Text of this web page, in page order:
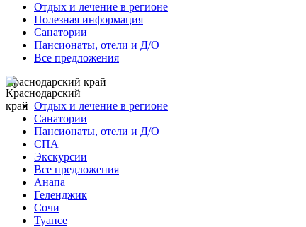
Отдых и лечение в регионе
Полезная информация
Санатории
Пансионаты, отели и Д/О
Все предложения
Краснодарский край
Отдых и лечение в регионе
Санатории
Пансионаты, отели и Д/О
СПА
Экскурсии
Все предложения
Анапа
Геленджик
Сочи
Туапсе